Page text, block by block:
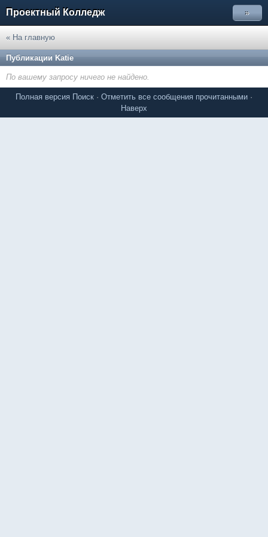
Проектный Колледж »
« На главную
Публикации Katie
По вашему запросу ничего не найдено.
Полная версия Поиск · Отметить все сообщения прочитанными ·
Наверх